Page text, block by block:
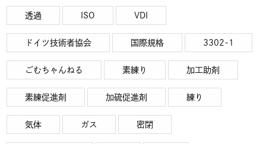
透過 ISO VDI
ドイツ技術者協会 国際規格 3302-1
ごむちゃんねる 素練り 加工助剤
素練促進剤 加硫促進剤 練り
気体 ガス 密閉